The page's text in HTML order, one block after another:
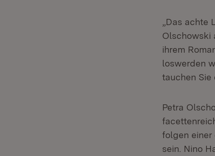
„Das
Olschowski
ihrem
loswerden
tauchen Sie
Petra
folgen einer
sein. Nino